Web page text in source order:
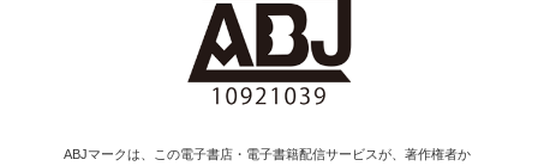
ABJマークは、この電子書店・電子書籍配信サービスが、著作権者か